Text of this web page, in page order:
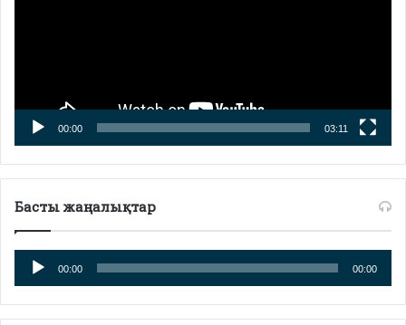
00:00 03:11
Басты жаңалықтар
Аудио
плейер
00:00 00:00